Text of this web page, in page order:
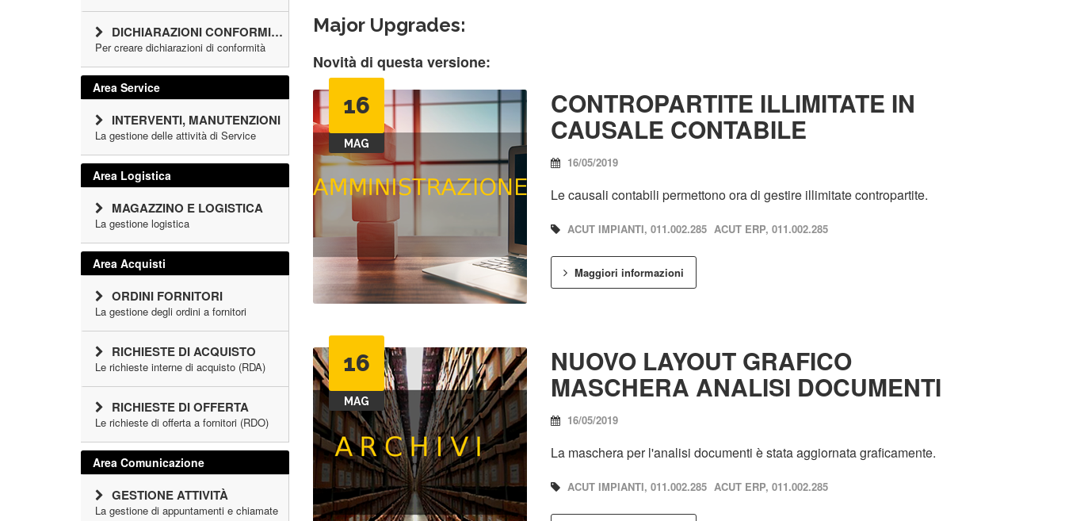
Major Upgrades:
Novità di questa versione:
16
MAG
CONTROPARTITE ILLIMITATE IN
CAUSALE CONTABILE
16/05/2019
Le causali contabili permettono ora di gestire illimitate contropartite.
ACUT IMPIANTI, 011.002.285 ACUT ERP, 011.002.285
Maggiori informazioni
16
MAG
NUOVO LAYOUT GRAFICO
MASCHERA ANALISI DOCUMENTI
16/05/2019
La maschera per l'analisi documenti è stata aggiornata graficamente.
ACUT IMPIANTI, 011.002.285 ACUT ERP, 011.002.285
DICHIARAZIONI CONFORMITÀ
Per creare dichiarazioni di conformità
Area Service
INTERVENTI, MANUTENZIONI
La gestione delle attività di Service
Area Logistica
MAGAZZINO E LOGISTICA
La gestione logistica
Area Acquisti
ORDINI FORNITORI
La gestione degli ordini a fornitori
RICHIESTE DI ACQUISTO
Le richieste interne di acquisto (RDA)
RICHIESTE DI OFFERTA
Le richieste di offerta a fornitori (RDO)
Area Comunicazione
GESTIONE ATTIVITÀ
La gestione di appuntamenti e chiamate